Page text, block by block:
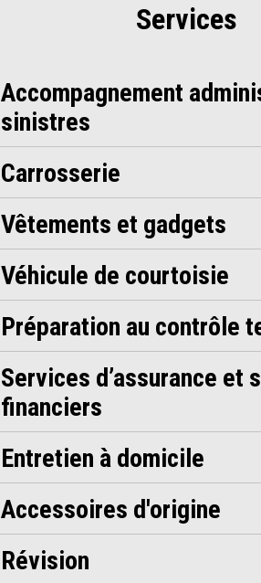
Services
Accompagnement
sinistres
Carrosserie
Vêtements et gadgets
Véhicule de courtoisie
Préparation au contrôle
Services d’assurance et
financiers
Entretien à domicile
Accessoires d'origine
Révision